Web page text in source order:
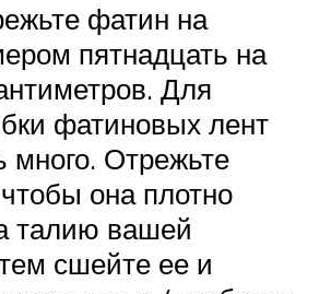
фатин на
пятнадцать на
Для
фатиновых лент
много. Отрежьте
она плотно
талию вашей
сшейте ее и